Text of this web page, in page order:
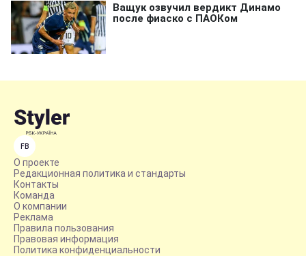
FB
О проекте
Редакционная политика и стандарты
Контакты
Команда
О компании
Реклама
Правила пользования
Правовая информация
Политика конфиденциальности